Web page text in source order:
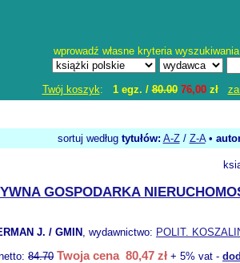
wprowadź własne kryteria
Twój koszyk: 1 egz. /80.00 76,00zł
sortuj według tytułów: A-Z/ Z-A•
GOSPODARKA
J. / GMIN , wydawnictwo: POLIT.
84.70 Twoja cena 80,47 zł + 5% vat -